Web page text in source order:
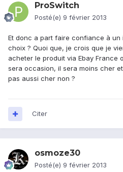
ProSwitch
Posté(e) 9 février 2013
Et donc a part faire confiance à
choix ? Quoi que, je crois que je
acheter le produit via Ebay France
sera occasion, il sera moins cher
pas aussi cher non ?
Citer
osmoze30
Posté(e) 9 février 2013